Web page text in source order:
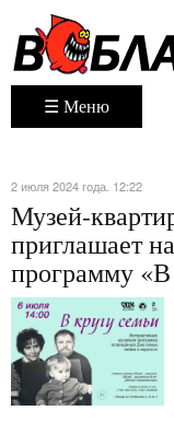
☰ Меню
2 июля 2024 года. 12:22
Музей-
приглашает
программу